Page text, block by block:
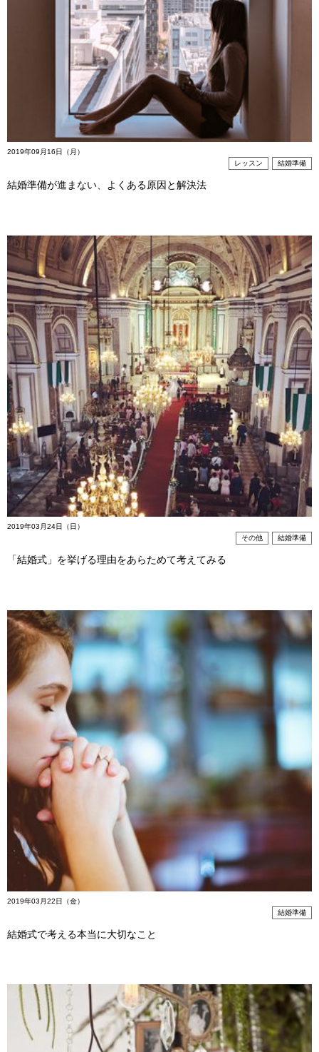
2019年09月16日（月）
レッスン
結婚準備
結婚準備が進まない、よくある原因と解決法
2019年03月24日（日）
その他
結婚準備
「結婚式」を挙げる理由をあらためて考えてみる
2019年03月22日（金）
結婚準備
結婚式で考える本当に大切なこと